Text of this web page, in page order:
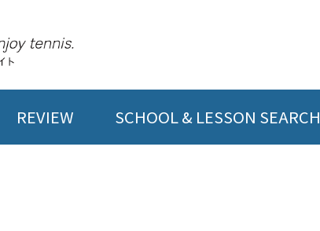
REVIEW SCHOOL & LESSON SEARCH